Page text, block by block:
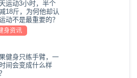
运动3小时，半个
18斤，为何他却认
动不是最重要的？
身资讯
健身只练手臂，一
间会变成什么样